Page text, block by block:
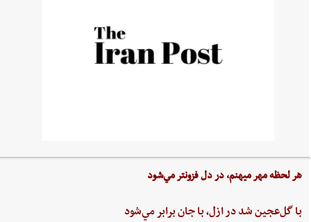
هر لحظه‌ مهر ميهنم،‌ در دل‌ فزونتر مي‌شود
با گل‌عجين‌ شد در ازل،‌ با جان‌ برابر مي‌شود